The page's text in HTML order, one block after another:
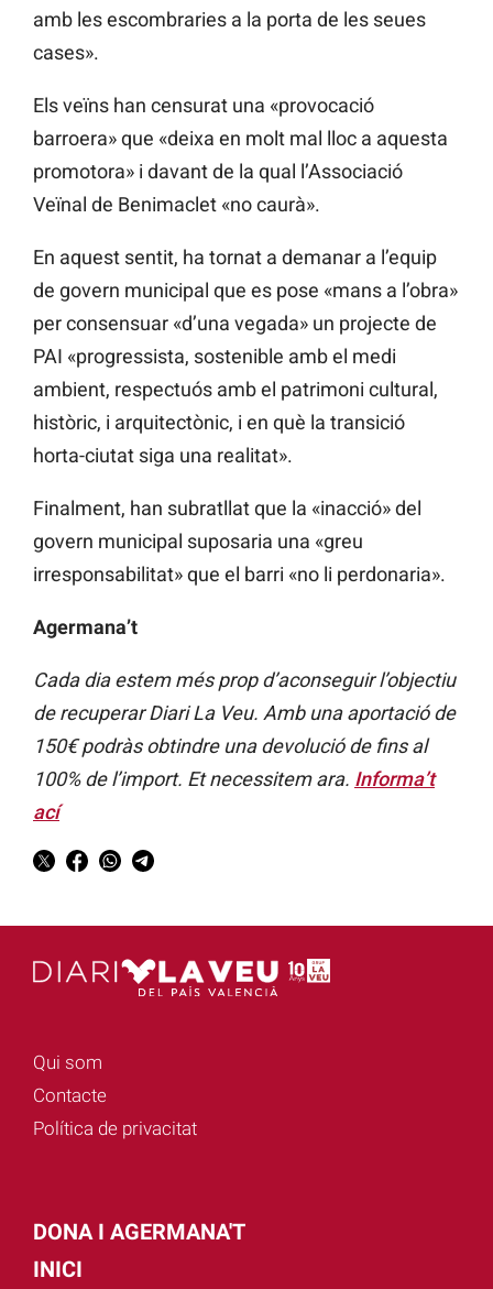
amb les escombraries a la porta de les seues
cases».
Els veïns han censurat una «provocació
barroera» que «deixa en molt mal lloc a aquesta
promotora» i davant de la qual l’Associació
Veïnal de Benimaclet «no caurà».
En aquest sentit, ha tornat a demanar a l’equip
de govern municipal que es pose «mans a l’obra»
per consensuar «d’una vegada» un projecte de
PAI «progressista, sostenible amb el medi
ambient, respectuós amb el patrimoni cultural,
històric, i arquitectònic, i en què la transició
horta-ciutat siga una realitat».
Finalment, han subratllat que la «inacció» del
govern municipal suposaria una «greu
irresponsabilitat» que el barri «no li perdonaria».
Agermana’t
Cada dia estem més prop d’aconseguir l’objectiu
de recuperar Diari La Veu. Amb una aportació de
150€ podràs obtindre una devolució de fins al
100% de l’import. Et necessitem ara. Informa’t
ací
Qui som
Contacte
Política de privacitat
DONA I AGERMANA'T
INICI